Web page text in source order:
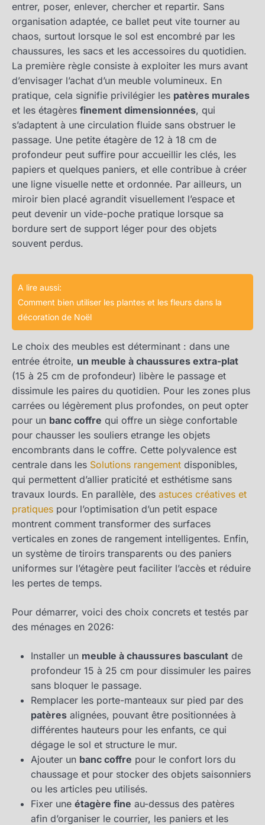
entrer, poser, enlever, chercher et repartir. Sans
organisation adaptée, ce ballet peut vite tourner au
chaos, surtout lorsque le sol est encombré par les
chaussures, les sacs et les accessoires du quotidien.
La première règle consiste à exploiter les murs avant
d’envisager l’achat d’un meuble volumineux. En
pratique, cela signifie privilégier les patères murales
et les étagères finement dimensionnées, qui
s’adaptent à une circulation fluide sans obstruer le
passage. Une petite étagère de 12 à 18 cm de
profondeur peut suffire pour accueillir les clés, les
papiers et quelques paniers, et elle contribue à créer
une ligne visuelle nette et ordonnée. Par ailleurs, un
miroir bien placé agrandit visuellement l’espace et
peut devenir un vide-poche pratique lorsque sa
bordure sert de support léger pour des objets
souvent perdus.
A lire aussi:
Comment bien utiliser les plantes et les fleurs dans la
décoration de Noël
Le choix des meubles est déterminant : dans une
entrée étroite, un meuble à chaussures extra-plat
(15 à 25 cm de profondeur) libère le passage et
dissimule les paires du quotidien. Pour les zones plus
carrées ou légèrement plus profondes, on peut opter
pour un banc coffre qui offre un siège confortable
pour chausser les souliers etrange les objets
encombrants dans le coffre. Cette polyvalence est
centrale dans les Solutions rangement disponibles,
qui permettent d’allier praticité et esthétisme sans
travaux lourds. En parallèle, des astuces créatives et
pratiques pour l’optimisation d’un petit espace
montrent comment transformer des surfaces
verticales en zones de rangement intelligentes. Enfin,
un système de tiroirs transparents ou des paniers
uniformes sur l’étagère peut faciliter l’accès et réduire
les pertes de temps.
Pour démarrer, voici des choix concrets et testés par
des ménages en 2026:
Installer un meuble à chaussures basculant de
profondeur 15 à 25 cm pour dissimuler les paires
sans bloquer le passage.
Remplacer les porte-manteaux sur pied par des
patères alignées, pouvant être positionnées à
différentes hauteurs pour les enfants, ce qui
dégage le sol et structure le mur.
Ajouter un banc coffre pour le confort lors du
chaussage et pour stocker des objets saisonniers
ou les articles peu utilisés.
Fixer une étagère fine au-dessus des patères
afin d’organiser le courrier, les paniers et les